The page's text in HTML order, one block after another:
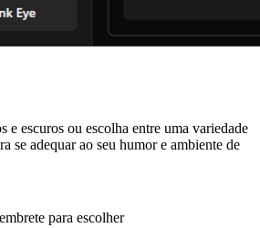
e escuros ou escolha entre uma variedade
se adequar ao seu humor e ambiente de
para escolher